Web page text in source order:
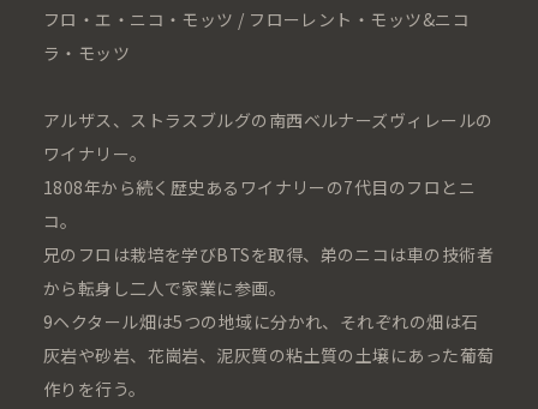
フロ・エ・ニコ・モッツ / フローレント・モッツ&ニコ
ラ・モッツ
アルザス、ストラスブルグの南西ベルナーズヴィレールの
ワイナリー。
1808年から続く歴史あるワイナリーの7代目のフロとニ
コ。
兄のフロは栽培を学びBTSを取得、弟のニコは車の技術者
から転身し二人で家業に参画。
9ヘクタール畑は5つの地域に分かれ、それぞれの畑は石
灰岩や砂岩、花崗岩、泥灰質の粘土質の土壌にあった葡萄
作りを行う。